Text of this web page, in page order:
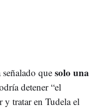
quesolo una
detener “el
y tratar en Tudela el